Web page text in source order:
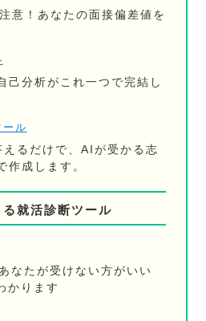
意！あなたの面接偏差値を
己分析がこれ一つで完結し
ル
るだけで、AIが受かる志
作成します。
就活診断ツール
なたが受けない方がいい
かります